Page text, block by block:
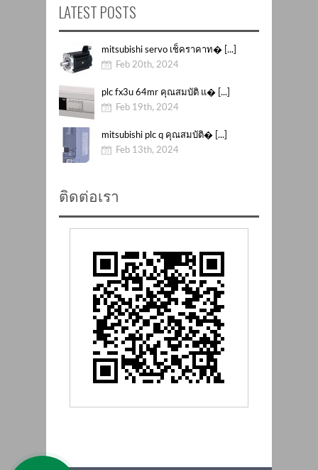
LATEST POSTS
mitsubishi servo เช็คราคาท� [...]
Feb 20th, 2024
plc fx3u 64mr คุณสมบัติ แ� [...]
Feb 19th, 2024
mitsubishi plc q คุณสมบัติ� [...]
Feb 13th, 2024
ติดต่อเรา